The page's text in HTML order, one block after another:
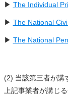
▶ The Individual
▶ The National
▶ The National
(2) 当該第三者が講
上記事業者が講じ